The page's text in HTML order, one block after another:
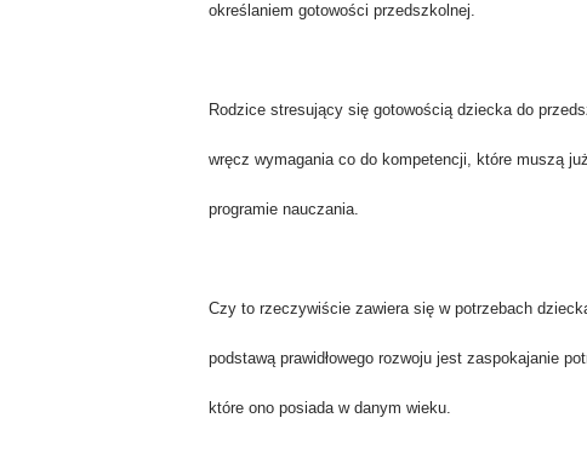
określaniem gotowości przedszkolnej.
Rodzice stresujący się gotowością dziecka do
wręcz wymagania co do kompetencji, które muszą
programie nauczania.
Czy to rzeczywiście zawiera się w potrzebach
podstawą prawidłowego rozwoju jest zaspokajanie
które ono posiada w danym wieku.